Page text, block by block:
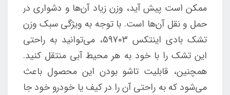
ممکن است پیش آید، وزن زیاد آن‌ها و دشواری در
حمل و نقل آن‌ها است. با توجه به ویژگی سبک وزن
تشک بادی اینتکس 59703، می‌توانید به راحتی
این تشک را با خود به هر محیط آبی منتقل کنید.
همچنین، قابلیت تاشو بودن این محصول باعث
می‌شود که به راحتی آن را در کیف یا خودرو خود جا